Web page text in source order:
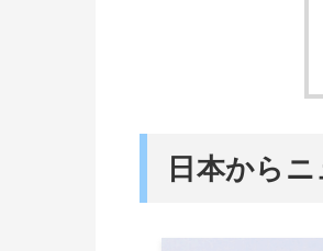
日本から